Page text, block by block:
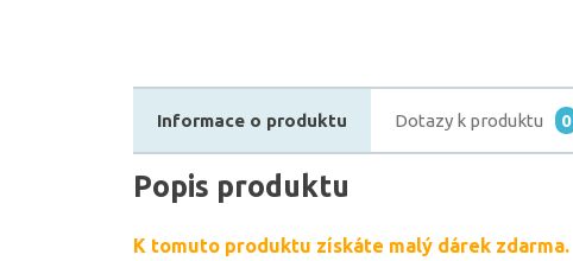
Informace o produktu Dotazy k produktu 0
Popis produktu
K tomuto produktu získáte malý dárek zdarma.